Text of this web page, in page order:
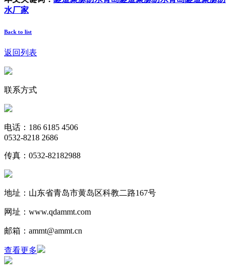
水厂家
Back to list
返回列表
联系方式
电话：186 6185 4506
0532-8218 2686
传真：0532-82182988
地址：山东省青岛市黄岛区科教二路167号
网址：www.qdammt.com
邮箱：ammt@ammt.cn
查看更多